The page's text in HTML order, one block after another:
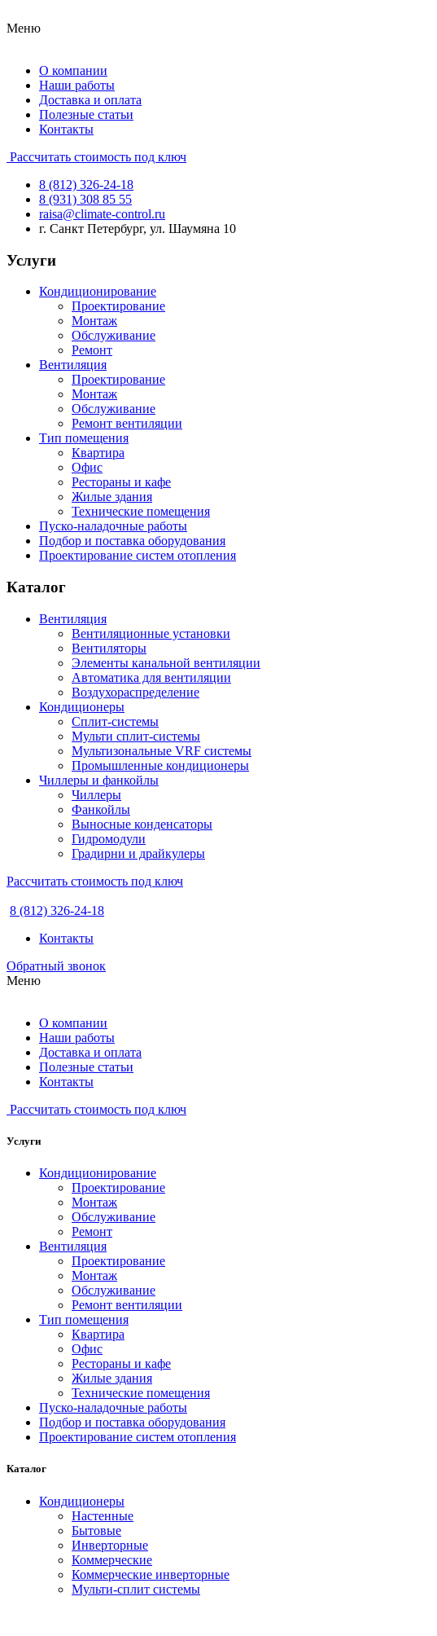
Меню
О компании
Наши работы
Доставка и оплата
Полезные статьи
Контакты
Рассчитать стоимость под ключ
8 (812) 326-24-18
8 (931) 308 85 55
raisa@climate-control.ru
г. Санкт Петербург, ул. Шаумяна 10
Услуги
Кондиционирование
Проектирование
Монтаж
Обслуживание
Ремонт
Вентиляция
Проектирование
Монтаж
Обслуживание
Ремонт вентиляции
Тип помещения
Квартира
Офис
Рестораны и кафе
Жилые здания
Технические помещения
Пуско-наладочные работы
Подбор и поставка оборудования
Проектирование систем отопления
Каталог
Вентиляция
Вентиляционные установки
Вентиляторы
Элементы канальной вентиляции
Автоматика для вентиляции
Воздухораспределение
Кондиционеры
Сплит-системы
Мульти сплит-системы
Мультизональные VRF системы
Промышленные кондиционеры
Чиллеры и фанкойлы
Чиллеры
Фанкойлы
Выносные конденсаторы
Гидромодули
Градирни и драйкулеры
Рассчитать стоимость под ключ
8 (812) 326-24-18
Контакты
Обратный звонок
Меню
О компании
Наши работы
Доставка и оплата
Полезные статьи
Контакты
Рассчитать стоимость под ключ
Услуги
Кондиционирование
Проектирование
Монтаж
Обслуживание
Ремонт
Вентиляция
Проектирование
Монтаж
Обслуживание
Ремонт вентиляции
Тип помещения
Квартира
Офис
Рестораны и кафе
Жилые здания
Технические помещения
Пуско-наладочные работы
Подбор и поставка оборудования
Проектирование систем отопления
Каталог
Кондиционеры
Настенные
Бытовые
Инверторные
Коммерческие
Коммерческие инверторные
Мульти-сплит системы